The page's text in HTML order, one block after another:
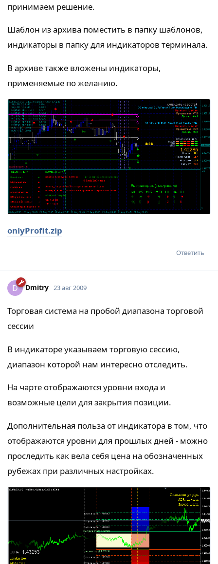
принимаем решение.
Шаблон из архива поместить в папку шаблонов,
индикаторы в папку для индикаторов терминала.
В архиве также вложены индикаторы,
применяемые по желанию.
onlyProfit.zip
Ответить
D Dmitry 23 авг 2009
Торговая система на пробой диапазона торговой
сессии
В индикаторе указываем торговую сессию,
диапазон которой нам интересно отследить.
На чарте отображаются уровни входа и
возможные цели для закрытия позиции.
Дополнительная польза от индикатора в том, что
отображаются уровни для прошлых дней - можно
проследить как вела себя цена на обозначенных
рубежах при различных настройках.